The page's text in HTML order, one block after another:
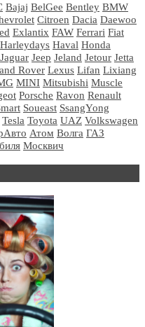
Bajaj BelGee Bentley BMW
Citroen Dacia Daewoo
Exlantix FAW Ferrari Fiat
Harleydays Haval Honda
Jaguar Jeep Jeland Jetour Jetta
Rover Lexus Lifan Lixiang
MINI Mitsubishi Muscle
Porsche Ravon Renault
Soueast SsangYong
Tesla Toyota UAZ Volkswagen
Атом Волга ГАЗ
Москвич